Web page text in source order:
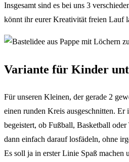
Insgesamt sind es bei uns 3
könnt ihr eurer Kreativität freien Lauf
Variante für Kinder
Für unseren Kleinen, der gerade 2
einen runden Kreis ausgeschnitten.
begeistert, ob Fußball, Basketball
dann einfach darauf losfädeln, ohne
Es soll ja in erster Linie Spaß machen